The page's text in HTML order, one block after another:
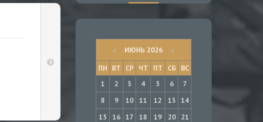
« ИЮНЬ 2026 »
ПН
ВТ СР ЧТ ПТ СБ
ВС
1
2 3 4 5 6
7
8
9 10 11 12 13
14
15
16 17 18 19 20
21